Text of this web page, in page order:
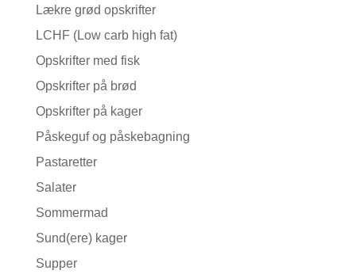
Lækre grød opskrifter
LCHF (Low carb high fat)
Opskrifter med fisk
Opskrifter på brød
Opskrifter på kager
Påskeguf og påskebagning
Pastaretter
Salater
Sommermad
Sund(ere) kager
Supper